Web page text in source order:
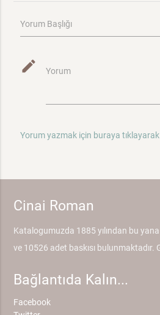
Yorum Başlığı
mode_edit Yorum
Yorum yazmak için buraya
Cinai Roman
Katalogumuzda 1885 yılından bu
ve 10526 adet baskısı bulunmaktadır.
Bağlantıda Kalın...
Facebook